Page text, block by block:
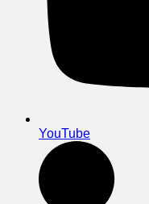
YouTube